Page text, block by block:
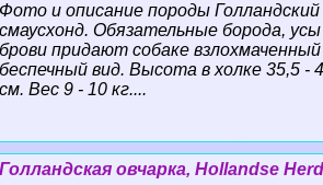
Фото и описание породы Голландский
смаусхонд. Обязательные борода,
брови придают собаке взлохмаченный
беспечный вид. Высота в холке 35,5 -
см. Вес 9 - 10 кг....
Голландская овчарка, Hollandse